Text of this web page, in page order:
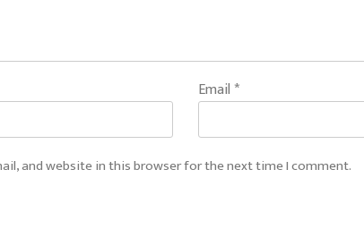
Email *
and website in this browser for the next time I comment.